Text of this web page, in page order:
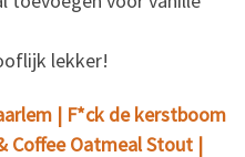
lekker!
| F*ck de kerstboom
Coffee Oatmeal Stout |